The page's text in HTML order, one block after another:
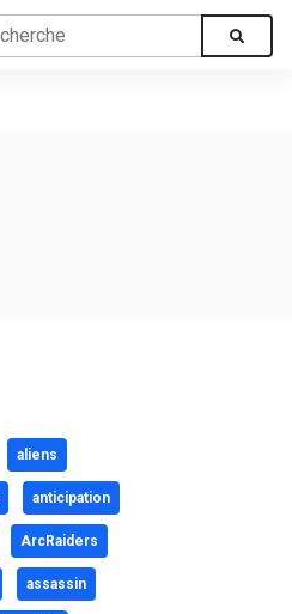
aliens
anticipation
ArcRaiders
assassin